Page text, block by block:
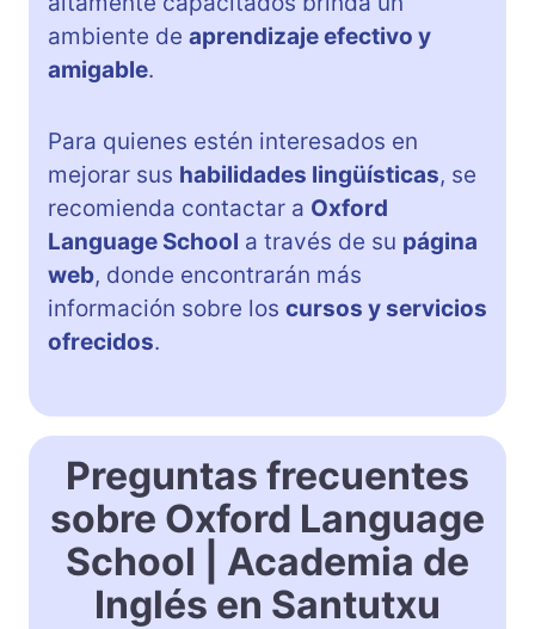
ambiente de aprendizaje efectivo y
amigable.
Para quienes estén interesados en
mejorar sus habilidades lingüísticas, se
recomienda contactar a Oxford
Language School a través de su página
web, donde encontrarán más
información sobre los cursos y servicios
ofrecidos.
Preguntas frecuentes
sobre Oxford Language
School | Academia de
Inglés en Santutxu